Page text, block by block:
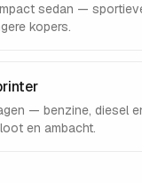
sedan —
kopers.
— benzine, diesel
en ambacht.